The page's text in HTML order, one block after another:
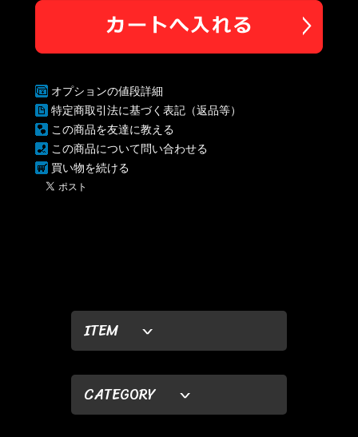
ITEM
CATEGORY
オプションの値段詳細
特定商取引法に基づく表記（返品等）
この商品を友達に教える
この商品について問い合わせる
買い物を続ける